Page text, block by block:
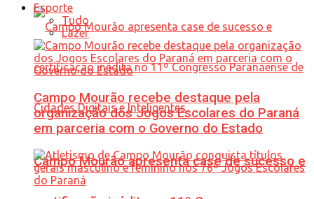
Campo Mourão apresenta case de sucesso e
Esporte
Tudo
Lazer
Campo Mourão recebe destaque pela
organização dos Jogos Escolares do Paraná
em parceria com o Governo do Estado